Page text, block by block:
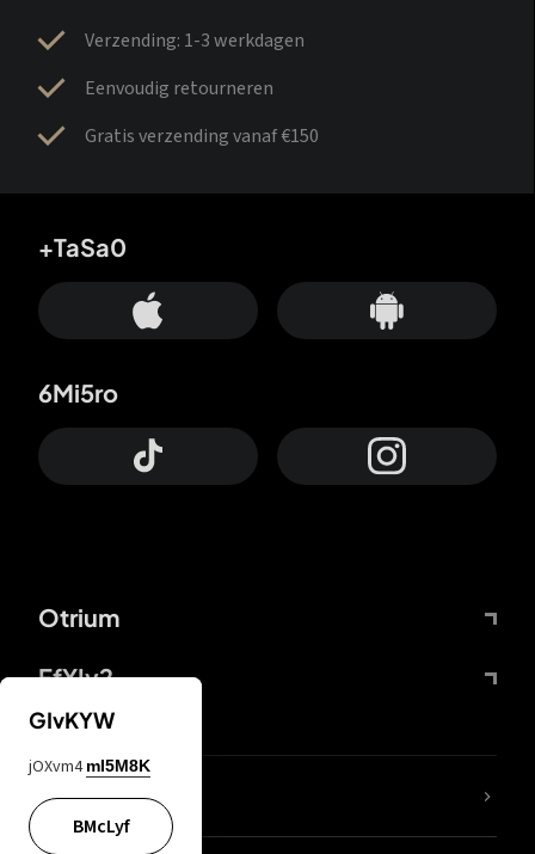
Verzending: 1-3 werkdagen
Eenvoudig retourneren
Gratis verzending vanaf €150
Otrium
FfYIy2
+TaSa0
6Mi5ro
ZbBJcb
GIvKYW
jOXvm4 mI5M8K
BMcLyf